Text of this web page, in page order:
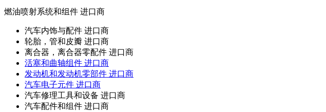
燃油喷射系统和组件 进口商
汽车内饰与配件 进口商
轮胎，管和皮瓣 进口商
离合器，离合器零配件 进口商
活塞和曲轴组件 进口商
发动机和发动机零部件 进口商
汽车电子元件 进口商
汽车修理工具和设备 进口商
汽车配件和组件 进口商